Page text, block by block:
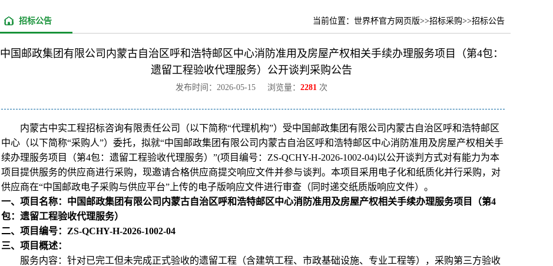
当前位置： 世界杯官方网页版>>招标采购>>招标公告
招标公告
中国邮政集团有限公司内蒙古自治区呼和浩特邮区中心消防准用及房屋产权相关手续办理服务项目（第4包：
遗留工程验收代理服务）公开谈判采购公告
发布时间：2026-05-15 浏览量： 2281 次
内蒙古中实工程招标咨询有限责任公司（以下简称“代理机构”）受中国邮政集团有限公司内蒙古自治区呼和浩特邮区
中心（以下简称“采购人”）委托，拟就“中国邮政集团有限公司内蒙古自治区呼和浩特邮区中心消防准用及房屋产权相关手
续办理服务项目（第4包：遗留工程验收代理服务）”(项目编号：ZS-QCHY-H-2026-1002-04)以公开谈判方式对有能力为本
项目提供服务的供应商进行采购，现邀请合格供应商提交响应文件并参与谈判。本项目采用电子化和纸质化并行采购，对
供应商在“中国邮政电子采购与供应平台”上传的电子版响应文件进行审查（同时递交纸质版响应文件）。
一、项目名称：中国邮政集团有限公司内蒙古自治区呼和浩特邮区中心消防准用及房屋产权相关手续办理服务项目（第4
包：遗留工程验收代理服务）
二、项目编号：ZS-QCHY-H-2026-1002-04
三、项目概述：
服务内容：针对已完工但未完成正式验收的遗留工程（含建筑工程、市政基础设施、专业工程等），采购第三方验收